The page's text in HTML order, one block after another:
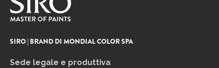
SIRO | BRAND DI MONDIAL COLOR SPA
Sede legale e produttiva